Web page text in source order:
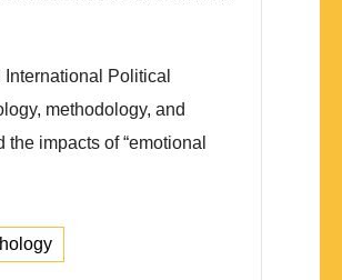
Political
methodology, and
impacts of “emotional